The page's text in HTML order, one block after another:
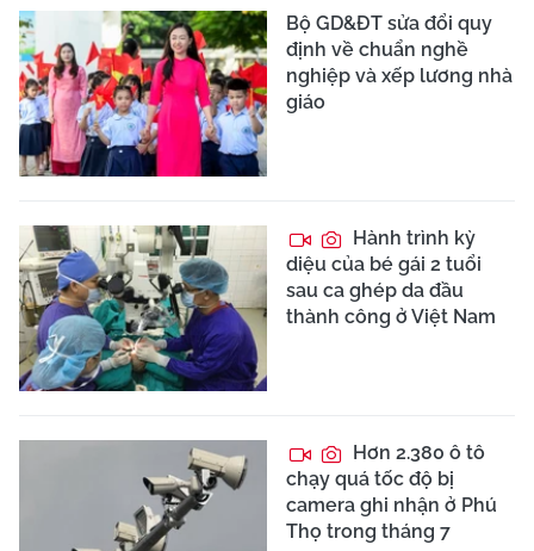
Bộ GD&ĐT sửa đổi quy
định về chuẩn nghề
nghiệp và xếp lương nhà
giáo
Hành trình kỳ
diệu của bé gái 2 tuổi
sau ca ghép da đầu
thành công ở Việt Nam
Hơn 2.380 ô tô
chạy quá tốc độ bị
camera ghi nhận ở Phú
Thọ trong tháng 7